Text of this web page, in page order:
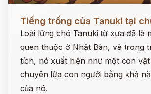
Đọc ngay
Tiếng trống của Tanuki tại
Loài lửng chó Tanuki từ xưa đã là
quen thuộc ở Nhật Bản, và trong
tích, nó xuất hiện như một con
chuyên lừa con người bằng khả
của nó.